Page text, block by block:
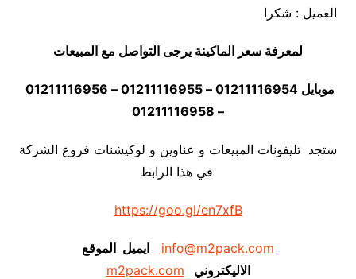
العميل : شكرا
لمعرفة سعر الماكينة يرجى التواصل مع المبيعات
– 01211116958
ستجد تليفونات المبيعات و عناوين و لوكيشنات فروع الشركة
في هذا الرابط
https://goo.gl/en7xfB
info@m2pack.com
ايميل الموقع
الاليكتروني m2pack.com